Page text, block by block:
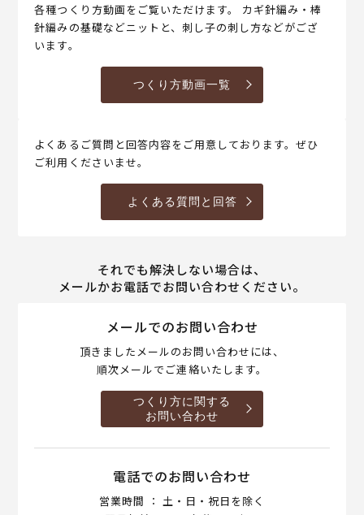
各種つくり方動画をご覧いただけます。 カギ針編み・棒
針編みの基礎などニットと、刺し子の刺し方などがござ
います。
つくり方動画一覧
よくあるご質問と回答内容をご用意しております。ぜひ
ご利用くださいませ。
よくある質問と回答
それでも解決しない場合は、
メールかお電話でお問い合わせください。
メールでのお問い合わせ
頂きましたメールのお問い合わせには、
順次メールでご連絡いたします。
つくり方に関する
お問い合わせ
電話でのお問い合わせ
営業時間 ： 土・日・祝日を除く